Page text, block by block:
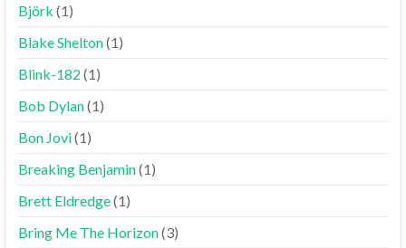
Björk (1)
Blake Shelton(1)
Blink-182 (1)
Bob Dylan(1)
Bon Jovi(1)
Breaking Benjamin(1)
Brett Eldredge(1)
Bring Me The Horizon(3)